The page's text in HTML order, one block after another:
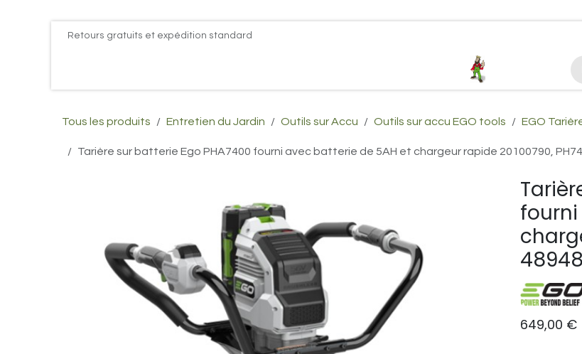
Se rendre au contenuRetours gratuits et expédition standard
Plus d'infos Kubota 38cv
Tous les produits Entretien du Jardin Outils sur Accu Outils sur accu EGO tools EGO
Tarière sur batterie Ego PHA7400 fourni avec batterie de 5AH et chargeur rapide 20100790,
649,00 €